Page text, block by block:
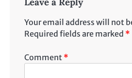
Your email address will not
Required fields are marked *
Comment *